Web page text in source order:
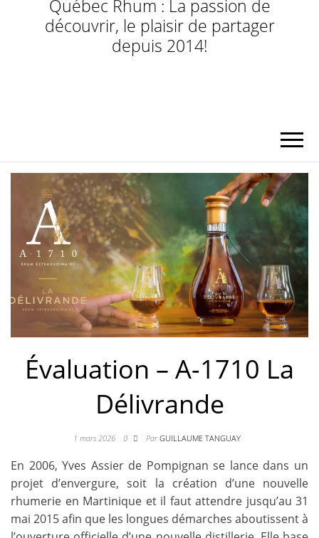
Québec Rhum : La passion de
découvrir, le plaisir de partager
depuis 2014!
Évaluation – A-1710 La
Délivrande
1 mars 2026 0 ParGUILLAUME TANGUAY
En 2006, Yves Assier de Pompignan se lance dans un
projet d’envergure, soit la création d’une nouvelle
rhumerie en Martinique et il faut attendre jusqu’au 31
mai 2015 afin que les longues démarches aboutissent à